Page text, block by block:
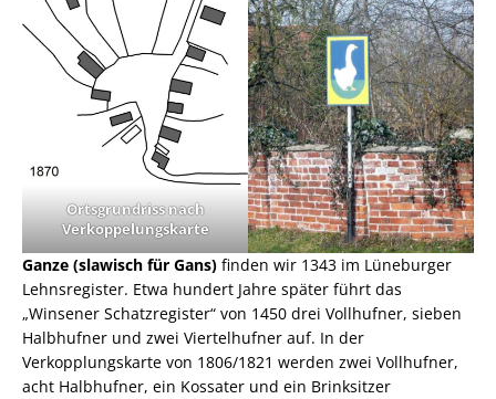
Ortsgrundriss nach
Verkoppelungskarte
Ganze (slawisch für Gans) finden wir 1343 im Lüneburger
Lehnsregister. Etwa hundert Jahre später führt das
„Winsener Schatzregister“ von 1450 drei Vollhufner, sieben
Halbhufner und zwei Viertelhufner auf. In der
Verkopplungskarte von 1806/1821 werden zwei Vollhufner,
acht Halbhufner, ein Kossater und ein Brinksitzer